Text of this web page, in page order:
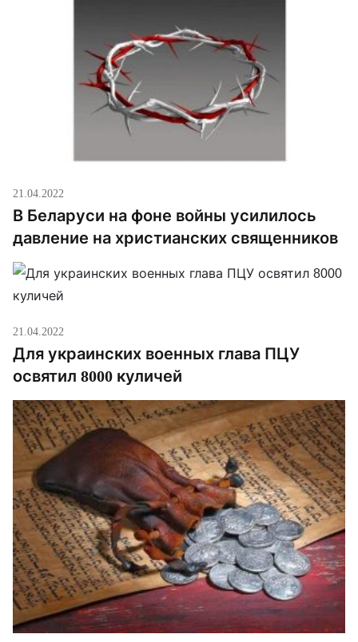
21.04.2022
В Беларуси на фоне войны усилилось
давление на христианских священников
21.04.2022
Для украинских военных глава ПЦУ
освятил 8000 куличей